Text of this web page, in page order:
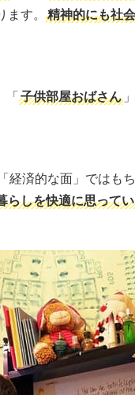
ます。
精神的にも社
子供部屋おばさん
「経済的な面」ではも
らしを快適に思って